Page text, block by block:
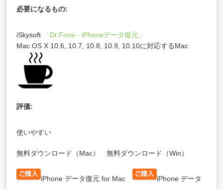
必要になるもの:
iSkysoft
「Dr.Fone - iPhoneデータ復元」
Mac OS X 10.6, 10.7, 10.8, 10.9, 10.10に対応するMac
評価:
使いやすい
無料ダウンロード（Mac） 無料ダウンロード（Win）
iPhone データ復元for Mac iPhone データ